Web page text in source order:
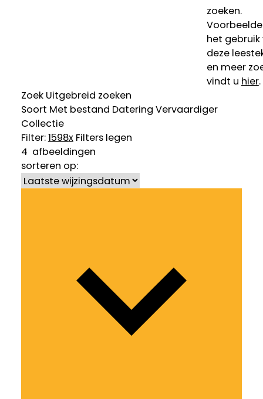
zoeken.
het gebruik
deze
en meer
vindt u hier.
Zoek Uitgebreid zoeken
Soort Met bestand Datering Vervaardiger
Collectie
Filter:1598x Filters legen
4 afbeeldingen
sorteren op: